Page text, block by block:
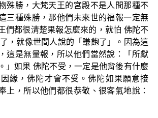
殊勝，大梵天王的宮殿不是人間那種不
三種殊勝，那他們未來世的福報一定無
們都很清楚果報怎麼來的，就怕 佛陀不
，就像世間人說的「賺飽了」。因為這
這是無量報，所以他們當然說：「所獻
」如果 佛陀不受，一定是他背後有什麼
緣，佛陀才會不受。佛陀如果願意接
上，所以他們都很恭敬、很客氣地說：